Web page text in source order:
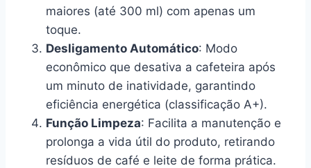
maiores (até 300 ml) com apenas um
toque.
Desligamento Automático: Modo
econômico que desativa a cafeteira após
um minuto de inatividade, garantindo
eficiência energética (classificação A+).
Função Limpeza: Facilita a manutenção e
prolonga a vida útil do produto, retirando
resíduos de café e leite de forma prática.